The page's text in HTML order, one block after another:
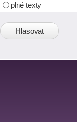
plné texty